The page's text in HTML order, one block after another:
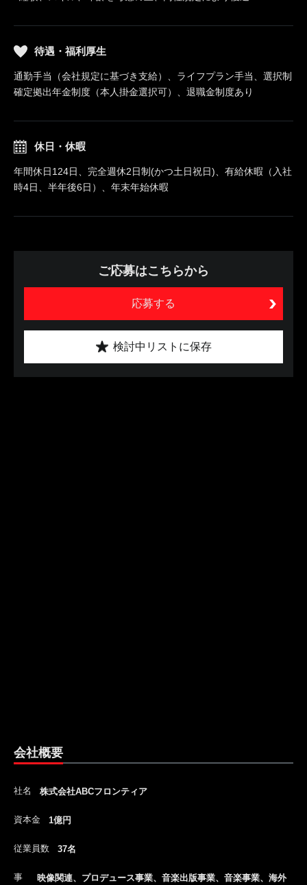
待遇・福利厚生
通勤手当（会社規定に基づき支給）、ライフプラン手当、選択制
確定拠出年金制度（本人掛金選択可）、退職金制度あり
休日・休暇
年間休日124日、完全週休2日制(かつ土日祝日)、有給休暇（入社
時4日、半年後6日）、年末年始休暇
ご応募はこちらから
応募する
検討中リストに保存
会社概要
社名 株式会社ABCフロンティア
資本金 1億円
従業員数 37名
事
映像関連、プロデュース事業、音楽出版事業、音楽事業、海外